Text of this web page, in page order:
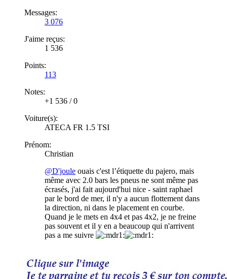
Messages:
3 076
J'aime reçus:
1 536
Points:
113
Notes:
+1 536 /0
Voiture(s):
ATECA FR 1.5 TSI
Prénom:
Christian
@D'joule ouais c'est l’étiquette du pajero, mais
même avec 2.0 bars les pneus ne sont même pas
écrasés, j'ai fait aujourd'hui nice - saint raphael
par le bord de mer, il n'y a aucun flottement dans
la direction, ni dans le placement en courbe.
Quand je le mets en 4x4 et pas 4x2, je ne freine
pas souvent et il y en a beaucoup qui n'arrivent
pas a me suivre